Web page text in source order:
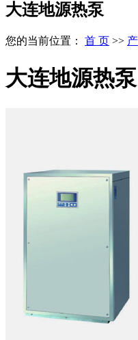
大连地源热泵
您的当前位置： 首 页 >>
大连地源热泵